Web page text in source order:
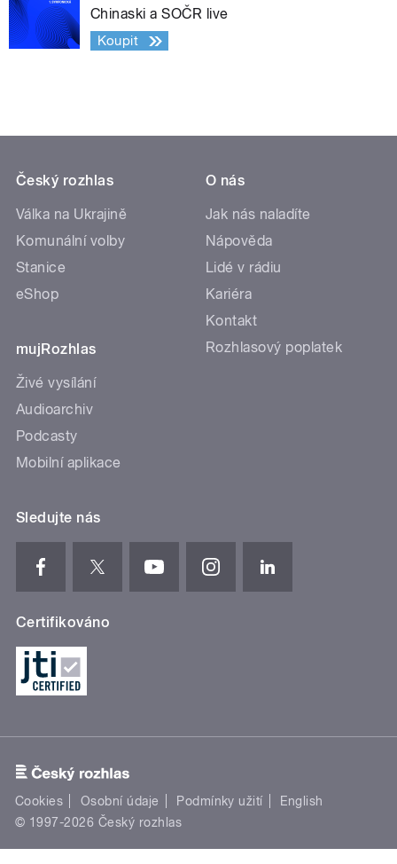
Chinaski a SOČR live
Koupit
Český rozhlas
Válka na Ukrajině
Komunální volby
Stanice
eShop
mujRozhlas
Živé vysílání
Audioarchiv
Podcasty
Mobilní aplikace
O nás
Jak nás naladíte
Nápověda
Lidé v rádiu
Kariéra
Kontakt
Rozhlasový poplatek
Sledujte nás
Certifikováno
Cookies Osobní údaje Podmínky užití
English
© 1997-2026 Český rozhlas